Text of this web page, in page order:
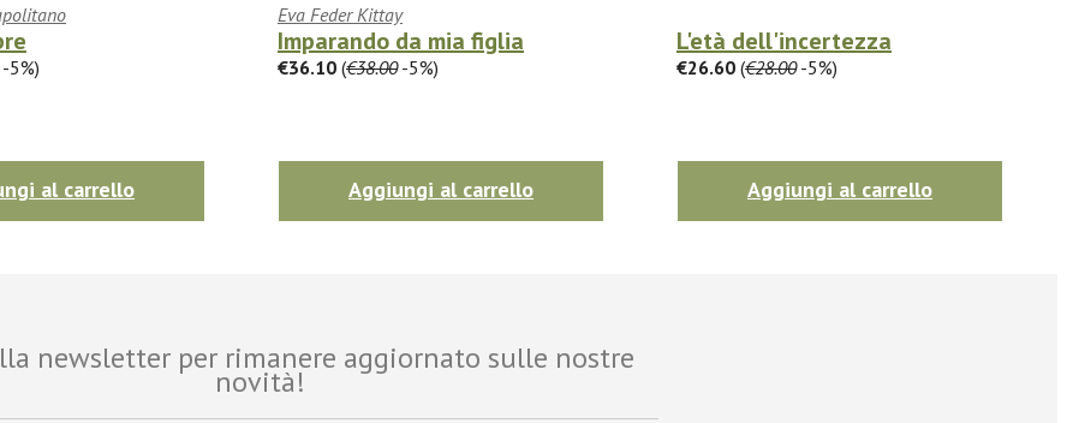
-5%)
al carrello
Eva Feder Kittay
Imparando da mia figlia
€36.10 (€38.00-5%)
Aggiungi al carrello
L'età dell'incertezza
€26.60 (€28.00-5%)
Aggiungi al carrello
newsletter per rimanere aggiornato sulle nostre
novità!